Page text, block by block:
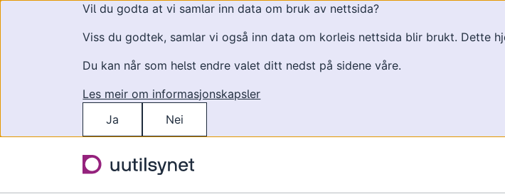
Vil du godta at vi samlar inn data om bruk av nettsida?
Viss du godtek, samlar vi også inn data om korleis nettsida blir brukt. Dette
Du kan når som helst endre valet ditt nedst på sidene våre.
Les meir om informasjonskapsler
Ja
Nei